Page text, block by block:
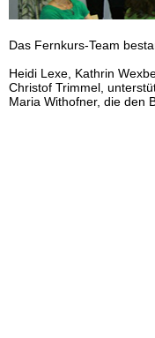
Das Fernkurs-Team
Heidi Lexe, Kathrin
Christof Trimmel,
Maria Withofner, die den